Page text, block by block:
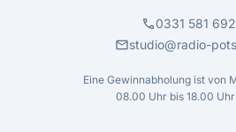
call0331 581
mailstudio@radio-
Eine Gewinnabholung ist von
08.00 Uhr bis 18.00